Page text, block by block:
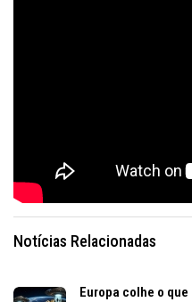
Notícias Relacionadas
Europa colhe o